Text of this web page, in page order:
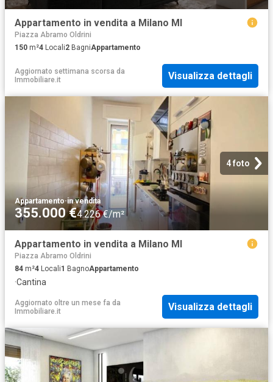
Appartamento in vendita a Milano MI
Piazza Abramo Oldrini
150 m²4 Locali2 BagniAppartamento
Aggiornato settimana scorsa da
Immobiliare.it
Visualizza dettagli
4 foto
Appartamento·in vendita
355.000 €4.226 €/m²
Appartamento in vendita a Milano MI
Piazza Abramo Oldrini
84 m²4 Locali1 BagnoAppartamento
·Cantina
Aggiornato oltre un mese fa da
Immobiliare.it
Visualizza dettagli